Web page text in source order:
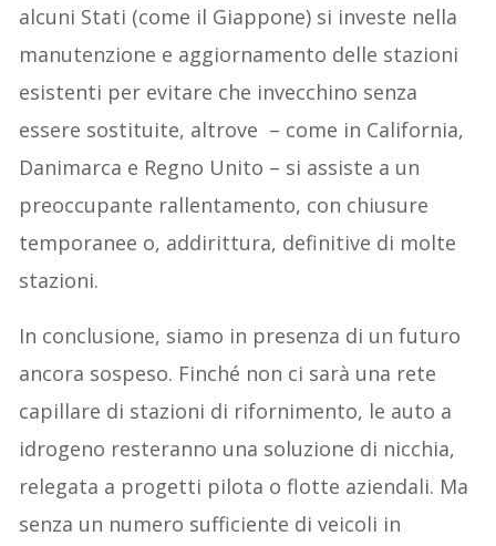
alcuni Stati (come il Giappone) si investe nella
manutenzione e aggiornamento delle stazioni
esistenti per evitare che invecchino senza
essere sostituite, altrove – come in California,
Danimarca e Regno Unito – si assiste a un
preoccupante rallentamento, con chiusure
temporanee o, addirittura, definitive di molte
stazioni.
In conclusione, siamo in presenza di un futuro
ancora sospeso. Finché non ci sarà una rete
capillare di stazioni di rifornimento, le auto a
idrogeno resteranno una soluzione di nicchia,
relegata a progetti pilota o flotte aziendali. Ma
senza un numero sufficiente di veicoli in